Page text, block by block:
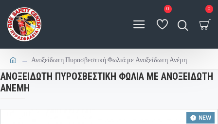
0 0
Ανοξείδωτη Πυροσβεστική Φωλιά με Ανοξείδωτη Ανέμη
ΑΝΟΞΕΊΔΩΤΗ ΠΥΡΟΣΒΕΣΤΙΚΉ ΦΩΛΙΆ ΜΕ ΑΝΟΞΕΊΔΩΤΗ
ΑΝΈΜΗ
NEW